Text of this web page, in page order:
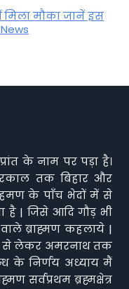
मिला मौका जानें इस
के नाम पर पड़ा है।
तक बिहार और
के पाँच भेदों में से
है | जिसे आदि गौड़ भी
ब्राह्मण कहलाये |
से लेकर अमरनाथ तक
के निर्णय अध्याय मैं
सर्वप्रथम ब्रह्मक्षेत्र